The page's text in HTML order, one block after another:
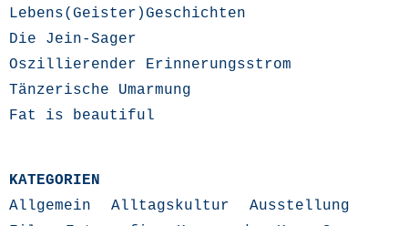
Lebens(Geister)Geschichten
Die Jein-Sager
Oszillierender Erinnerungsstrom
Tänzerische Umarmung
Fat is beautiful
KATEGORIEN
Allgemein
Alltagskultur
Ausstellung